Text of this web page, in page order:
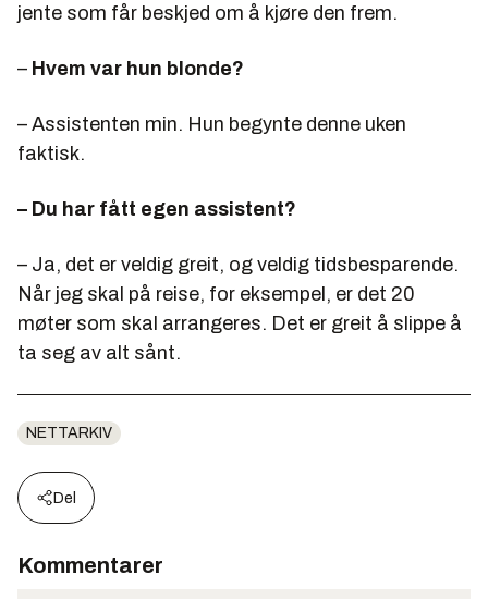
jente som får beskjed om å kjøre den frem.
– Hvem var hun blonde?
– Assistenten min. Hun begynte denne uken
faktisk.
– Du har fått egen assistent?
– Ja, det er veldig greit, og veldig tidsbesparende.
Når jeg skal på reise, for eksempel, er det 20
møter som skal arrangeres. Det er greit å slippe å
ta seg av alt sånt.
NETTARKIV
Del
Kommentarer